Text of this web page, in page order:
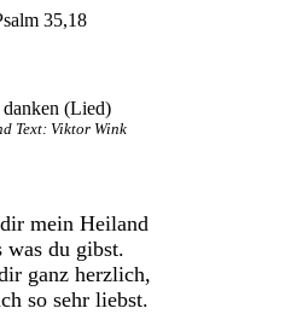
35,18
Text: Viktor Wink
mein Heiland
was du gibst.
ganz herzlich,
so sehr liebst.